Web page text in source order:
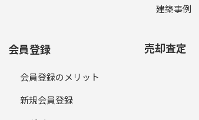
会員登録
会員登録のメリット
新規会員登録
建築事例
売却査定